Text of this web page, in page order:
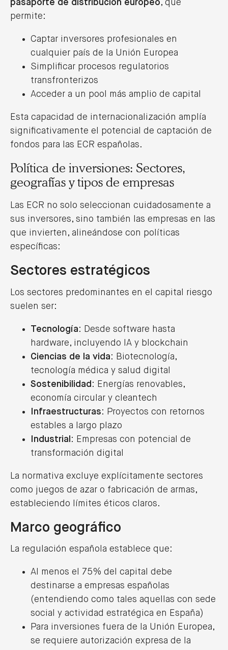
Noticias
Lexcrea, reconocida por Legal 500 en
Venture Capital por segundo año
consecutivo
LEER MÁS
Lexcrea reconocida por Chambers &
Partners en Venture Capital
LEER MÁS
Lexcrea consolida su presencia en
Euskadi con nueva sede en Bilbao e
incorpora a Guillermo Gutiérrez Marco
como Socio director
08/10/2025
LEER MÁS
Lexcrea asesora a Nanoligent en su ronda
06/10/2025
LEER MÁS
adquisición de BlauFibra
02/10/2025
LEER MÁS
pasaporte de distribución europeo, que
permite:
Captar inversores profesionales en
cualquier país de la Unión Europea
Simplificar procesos regulatorios
transfronterizos
Acceder a un pool más amplio de capital
Esta capacidad de internacionalización amplía
significativamente el potencial de captación de
fondos para las ECR españolas.
Política de inversiones: Sectores,
geografías y tipos de empresas
Las ECR no solo seleccionan cuidadosamente a
sus inversores, sino también las empresas en las
que invierten, alineándose con políticas
específicas:
Sectores estratégicos
Los sectores predominantes en el capital riesgo
suelen ser:
Tecnología: Desde software hasta
hardware, incluyendo IA y blockchain
Ciencias de la vida: Biotecnología,
tecnología médica y salud digital
Sostenibilidad : Energías renovables,
economía circular y cleantech
Infraestructuras: Proyectos con retornos
estables a largo plazo
Industrial : Empresas con potencial de
transformación digital
La normativa excluye explícitamente sectores
como juegos de azar o fabricación de armas,
estableciendo límites éticos claros.
Marco geográfico
La regulación española establece que:
Al menos el 75% del capital debe
destinarse a empresas españolas
(entendiendo como tales aquellas con sede
social y actividad estratégica en España)
Para inversiones fuera de la Unión Europea,
se requiere autorización expresa de la